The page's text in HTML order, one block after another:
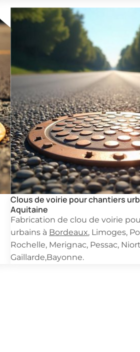
Clous de voirie pour chantiers
Aquitaine
Fabrication de clou de voirie
urbains àBordeaux, Limoges,
Rochelle, Merignac, Pessac,
Gaillarde,Bayonne.